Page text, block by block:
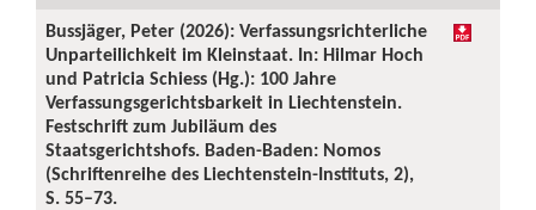
Bussjäger, Peter (2026): Verfassungsrichterliche
Unparteilichkeit im Kleinstaat. In: Hilmar Hoch
und Patricia Schiess (Hg.): 100 Jahre
Verfassungsgerichtsbarkeit in Liechtenstein.
Festschrift zum Jubiläum des
Staatsgerichtshofs. Baden-Baden: Nomos
(Schriftenreihe des Liechtenstein-Instituts, 2),
S. 55–73.